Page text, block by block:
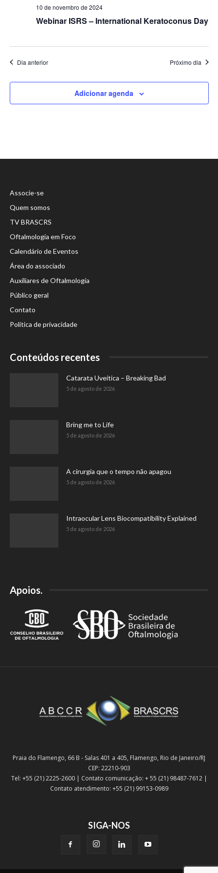
10 de novembro de 2024
Webinar ISRS – International Keratoconus Day
Dia anterior Próximo dia
Adicionar agenda
Associe-se
Quem somos
TV BRASCRS
Oftalmologia em Foco
Calendário de Eventos
Área do associado
Auxiliares de Oftalmologia
Público geral
Contato
Política de privacidade
Conteúdos recentes
Catarata Uveítica – Breaking Bad
5 de agosto de 2026
Bring me to Life
5 de agosto de 2026
A cirurgia que o tempo não apagou
5 de agosto de 2026
Intraocular Lens Biocompatibility Explained
5 de agosto de 2026
Apoios.
Praia do Flamengo, 66 B - Salas 401 a 405, Flamengo, Rio de Janeiro/RJ
CEP: 22210-903
Tel: +55 (21) 2225-2600 | Contato comunicação: + 55 (21) 98487-7612 |
Contato atendimento: +55 (21) 99153-0989
SIGA-NOS